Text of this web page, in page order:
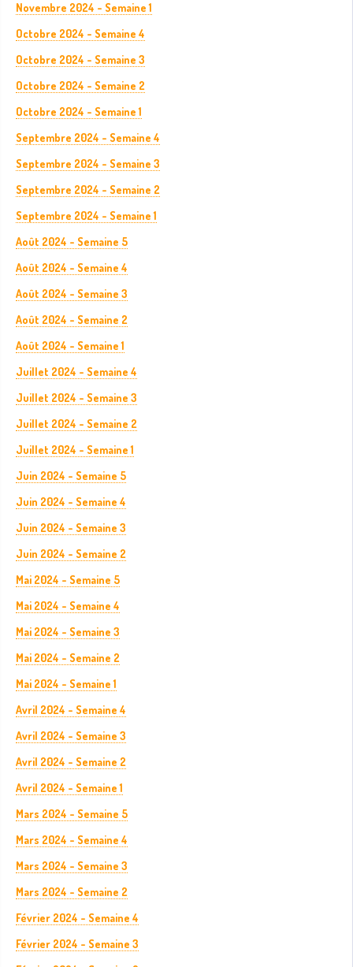
Novembre 2024 - Semaine 1
Octobre 2024 - Semaine 4
Octobre 2024 - Semaine 3
Octobre 2024 - Semaine 2
Octobre 2024 - Semaine 1
Septembre 2024 - Semaine 4
Septembre 2024 - Semaine 3
Septembre 2024 - Semaine 2
Septembre 2024 - Semaine 1
Août 2024 - Semaine 5
Août 2024 - Semaine 4
Août 2024 - Semaine 3
Août 2024 - Semaine 2
Août 2024 - Semaine 1
Juillet 2024 - Semaine 4
Juillet 2024 - Semaine 3
Juillet 2024 - Semaine 2
Juillet 2024 - Semaine 1
Juin 2024 - Semaine 5
Juin 2024 - Semaine 4
Juin 2024 - Semaine 3
Juin 2024 - Semaine 2
Mai 2024 - Semaine 5
Mai 2024 - Semaine 4
Mai 2024 - Semaine 3
Mai 2024 - Semaine 2
Mai 2024 - Semaine 1
Avril 2024 - Semaine 4
Avril 2024 - Semaine 3
Avril 2024 - Semaine 2
Avril 2024 - Semaine 1
Mars 2024 - Semaine 5
Mars 2024 - Semaine 4
Mars 2024 - Semaine 3
Mars 2024 - Semaine 2
Février 2024 - Semaine 4
Février 2024 - Semaine 3